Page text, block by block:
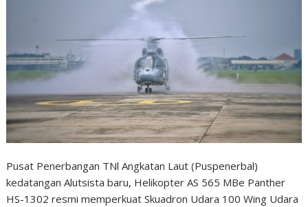
Pusat Penerbangan TNl Angkatan Laut (Puspenerbal)
kedatangan Alutsista baru, Helikopter AS 565 MBe Panther
HS-1302 resmi memperkuat Skuadron Udara 100 Wing Udara